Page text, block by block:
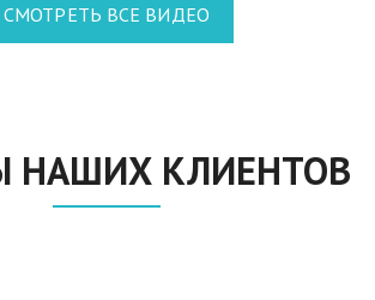
СМОТРЕТЬ ВСЕ ВИДЕО
НАШИХ КЛИЕНТОВ